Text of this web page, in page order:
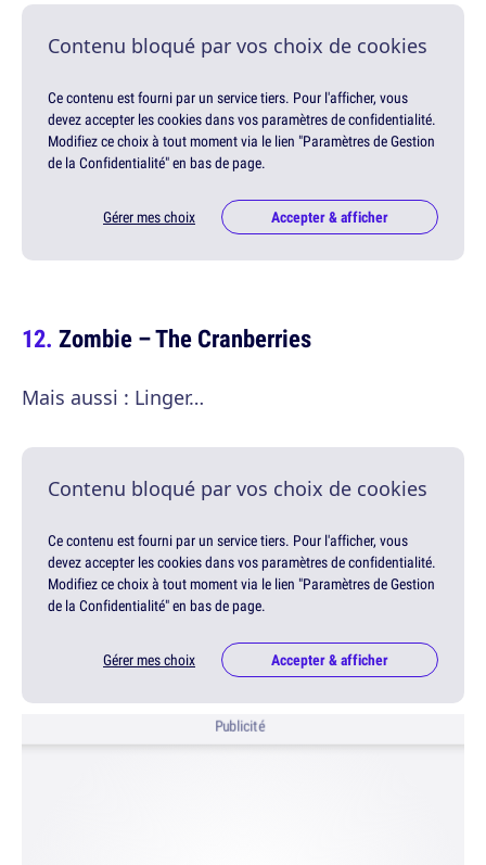
Contenu bloqué par vos choix de cookies
Ce contenu est fourni par un service tiers. Pour l'afficher, vous
devez accepter les cookies dans vos paramètres de confidentialité.
Modifiez ce choix à tout moment via le lien "Paramètres de Gestion
de la Confidentialité" en bas de page.
Gérer mes choix Accepter & afficher
Zombie – The Cranberries
Mais aussi : Linger…
Contenu bloqué par vos choix de cookies
Ce contenu est fourni par un service tiers. Pour l'afficher, vous
devez accepter les cookies dans vos paramètres de confidentialité.
Modifiez ce choix à tout moment via le lien "Paramètres de Gestion
de la Confidentialité" en bas de page.
Gérer mes choix Accepter & afficher
Publicité